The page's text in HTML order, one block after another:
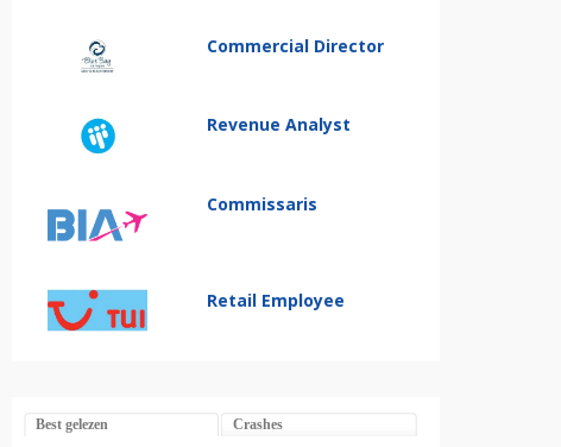
Commercial Director
Revenue Analyst
Commissaris
Retail Employee
Best gelezen Crashes